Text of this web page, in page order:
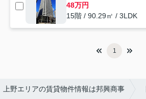
48万円
15階 / 90.29㎡ / 3LDK
1
上野エリアの賃貸物件情報は邦興商事